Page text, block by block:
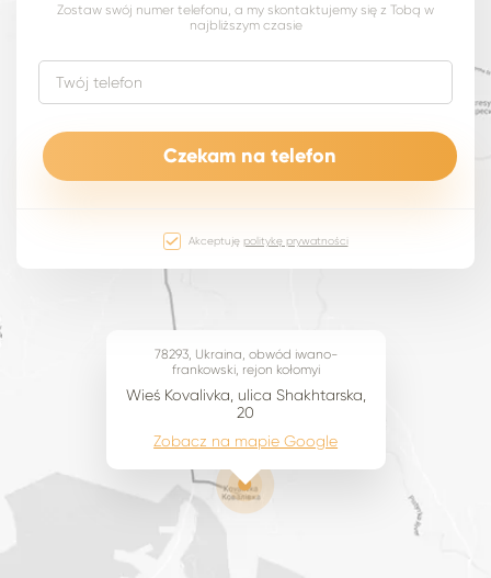
78293, Ukraina, obwód iwano-
frankowski, rejon kołomyi
Wieś Kovalivka, ulica Shakhtarska,
20
Zobacz na mapie Google
Zostaw swój numer telefonu, a my skontaktujemy się z Tobą w
najbliższym czasie
Akceptuję politykę prywatności